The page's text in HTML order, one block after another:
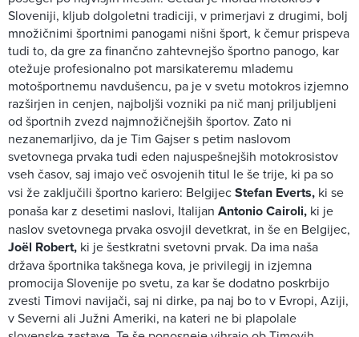
Sloveniji, kljub dolgoletni tradiciji, v primerjavi z drugimi, bolj
množičnimi športnimi panogami nišni šport, k čemur prispeva
tudi to, da gre za finančno zahtevnejšo športno panogo, kar
otežuje profesionalno pot marsikateremu mlademu
motošportnemu navdušencu, pa je v svetu motokros izjemno
razširjen in cenjen, najboljši vozniki pa nič manj priljubljeni
od športnih zvezd najmnožičnejših športov. Zato ni
nezanemarljivo, da je Tim Gajser s petim naslovom
svetovnega prvaka tudi eden najuspešnejših motokrosistov
vseh časov, saj imajo več osvojenih titul le še trije, ki pa so
vsi že zaključili športno kariero: BelgijecStefan Everts, ki se
ponaša kar z desetimi naslovi, Italijan Antonio Cairoli, ki je
naslov svetovnega prvaka osvojil devetkrat, in še en Belgijec,
Joël Robert, ki je šestkratni svetovni prvak. Da ima naša
država športnika takšnega kova, je privilegij in izjemna
promocija Slovenije po svetu, za kar še dodatno poskrbijo
zvesti Timovi navijači, saj ni dirke, pa naj bo to v Evropi, Aziji,
v Severni ali Južni Ameriki, na kateri ne bi plapolale